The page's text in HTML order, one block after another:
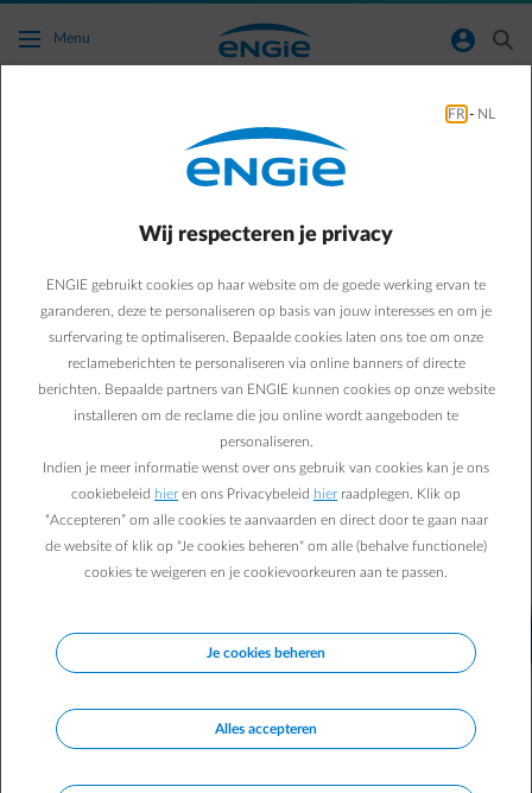
Ga naar de hoofdinhoud
Menu normal-account-circle search
Groener leven
BEN-bouwen is verplicht
in 2021
Paul D.
Energie-expert bij ENGIE
07/02/2018·3 min
BEN staat voor bijna-energieneutraal. In 2021 is dit de
nieuwe bouwstandaard voor nieuwbouw in Europa en dus
ook in België. Een woordje uitleg over je toekomstige
woning is dus wel op zijn plaats.
FR - NL
Wij respecteren je privacy
ENGIE gebruikt cookies op haar website om de goede werking ervan te
garanderen, deze te personaliseren op basis van jouw interesses en om je
surfervaring te optimaliseren. Bepaalde cookies laten ons toe om onze
reclameberichten te personaliseren via online banners of directe
berichten. Bepaalde partners van ENGIE kunnen cookies op onze website
installeren om de reclame die jou online wordt aangeboden te
personaliseren.
Indien je meer informatie wenst over ons gebruik van cookies kan je ons
cookiebeleid hier en ons Privacybeleid hier raadplegen. Klik op
“Accepteren” om alle cookies te aanvaarden en direct door te gaan naar
de website of klik op "Je cookies beheren" om alle (behalve functionele)
cookies te weigeren en je cookievoorkeuren aan te passen.
Je cookies beheren
Alles accepteren